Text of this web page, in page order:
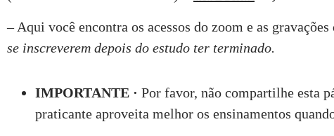
– Aqui você encontra os acessos do zoom e as
se inscreverem depois do estudo ter terminado.
IMPORTANTE · Por favor, não compartilhe esta
praticante aproveita melhor os ensinamentos